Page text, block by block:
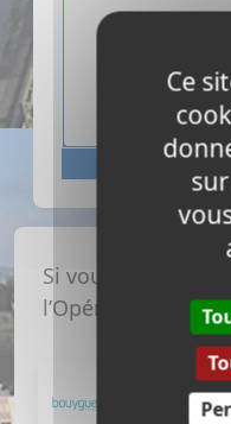
Si vous êtes
l’Opérateur de
Ce